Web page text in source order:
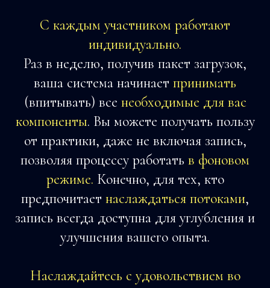
С каждым участником работают
индивидуально.
Раз в неделю, получив пакет загрузок,
ваша система начинает принимать
(впитывать) все необходимые для вас
компоненты. Вы можете получать пользу
от практики, даже не включая запись,
позволяя процессу работать в фоновом
режиме. Конечно, для тех, кто
предпочитает наслаждаться потоками,
запись всегда доступна для углубления и
улучшения вашего опыта.
Наслаждайтесь с удовольствием во